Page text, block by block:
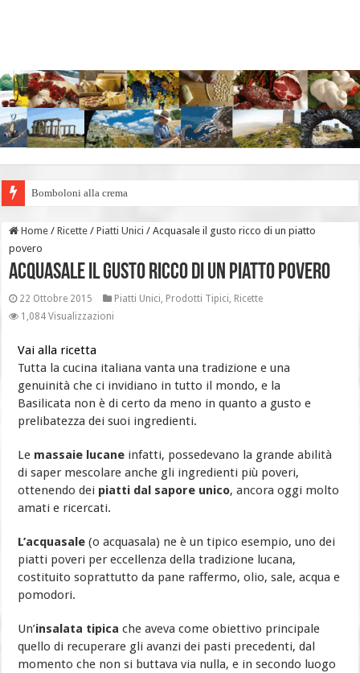
Bomboloni alla crema
Buone Feste
Home / Ricette / Piatti Unici / Acquasale il gusto ricco di un piatto
povero
Acquasale il gusto ricco di un piatto povero
22 Ottobre 2015 Piatti Unici, Prodotti Tipici, Ricette
1,084 Visualizzazioni
Vai alla ricetta
Tutta la cucina italiana vanta una tradizione e una
genuinità che ci invidiano in tutto il mondo, e la
Basilicata non è di certo da meno in quanto a gusto e
prelibatezza dei suoi ingredienti.
Le massaie lucane infatti, possedevano la grande abilità
di saper mescolare anche gli ingredienti più poveri,
ottenendo dei piatti dal sapore unico, ancora oggi molto
amati e ricercati.
L’acquasale (o acquasala) ne è un tipico esempio, uno dei
piatti poveri per eccellenza della tradizione lucana,
costituito soprattutto da pane raffermo, olio, sale, acqua e
pomodori.
Un’insalata tipica che aveva come obiettivo principale
quello di recuperare gli avanzi dei pasti precedenti, dal
momento che non si buttava via nulla, e in secondo luogo